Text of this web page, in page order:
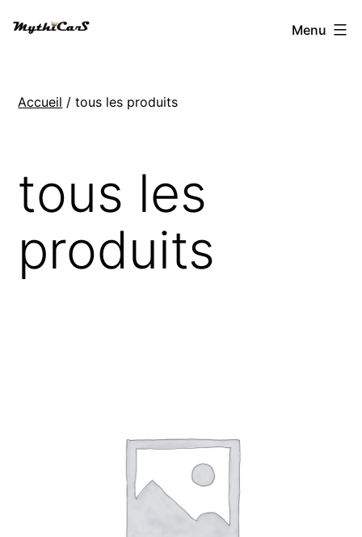
Menu
Accueil / tous les produits
tous les
produits